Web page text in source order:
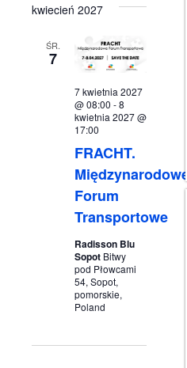
kwiecień 2027
ŚR.
7
FRACHT.
Międzynarodowe
Forum
Transportowe
7 kwietnia 2027
@ 08:00 -8
kwietnia 2027 @
17:00
Radisson Blu
Sopot Bitwy
pod Płowcami
54, Sopot,
pomorskie,
Poland